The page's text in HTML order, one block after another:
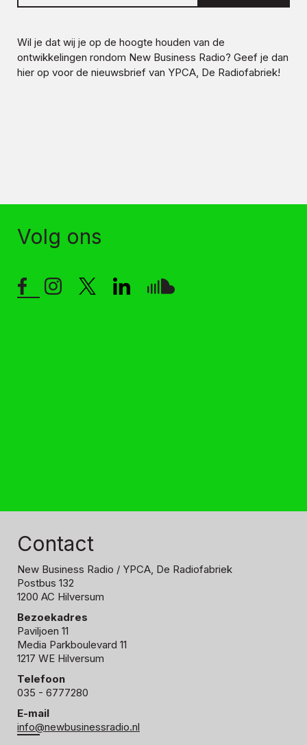
Wil je dat wij je op de hoogte houden van de
ontwikkelingen rondom New Business Radio? Geef je dan
hier op voor de nieuwsbrief van YPCA, De Radiofabriek!
Volg ons
Contact
New Business Radio / YPCA, De Radiofabriek
Postbus 132
1200 AC Hilversum
Bezoekadres
Paviljoen 11
Media Parkboulevard 11
1217 WE Hilversum
Telefoon
035 - 6777280
E-mail
info@newbusinessradio.nl